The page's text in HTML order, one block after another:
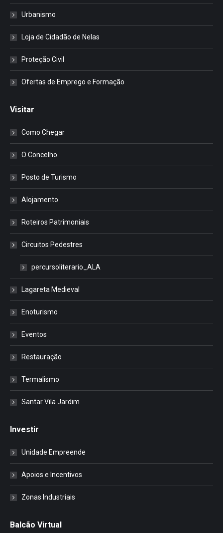
Urbanismo
Loja de Cidadão de Nelas
Proteção Civil
Ofertas de Emprego e Formação
Visitar
Como Chegar
O Concelho
Posto de Turismo
Alojamento
Roteiros Patrimoniais
Circuitos Pedestres
percursoliterario_ALA
Lagareta Medieval
Enoturismo
Eventos
Restauração
Termalismo
Santar Vila Jardim
Investir
Unidade Empreende
Apoios e Incentivos
Zonas Industriais
Balcão Virtual